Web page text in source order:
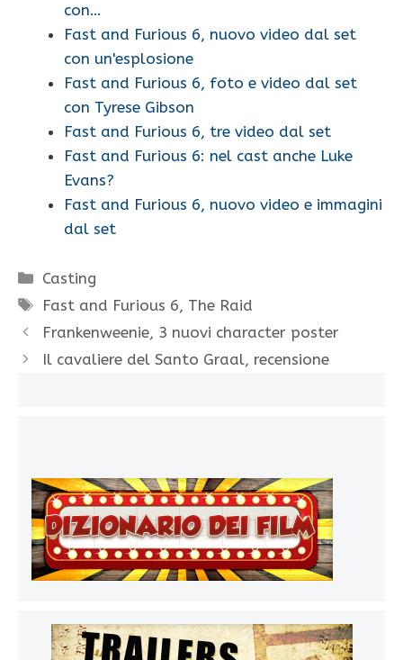
con…
Fast and Furious 6, nuovo video dal set
con un'esplosione
Fast and Furious 6, foto e video dal set
con Tyrese Gibson
Fast and Furious 6, tre video dal set
Fast and Furious 6: nel cast anche Luke
Evans?
Fast and Furious 6, nuovo video e immagini
dal set
Categorie
Casting
Tag
Fast and Furious 6, The Raid
Frankenweenie, 3 nuovi character poster
Il cavaliere del Santo Graal, recensione